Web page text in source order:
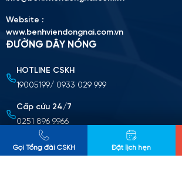
Gọi Tổng đài CSKH Đặt lịch hẹn
Tải lên CV (Định dạng PDF, tối đa 10MB)
Nộp cv ứng tuyển
Website :
www.benhviendongnai.com.vn
ĐƯỜNG DÂY NÓNG
HOTLINE CSKH
19005199/ 0933 029 999
Cấp cứu 24/7
0251 896 9966
CHÍNH SÁCH BẢO MẬT THÔNG TIN